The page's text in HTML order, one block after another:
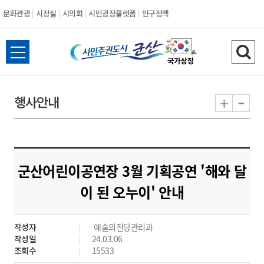
문화관광 시장실 시의회 시민광장플랫폼 인구정책
시
민
도
시
군
산
전
체
뉴
열
검
색
기
행사안내 + -
군산어린이공연장 3월 기획공연 '해와 달
이 된 오누이' 안내
작성자
예술의전당관리과
작성일
24.03.06
조회수
15533